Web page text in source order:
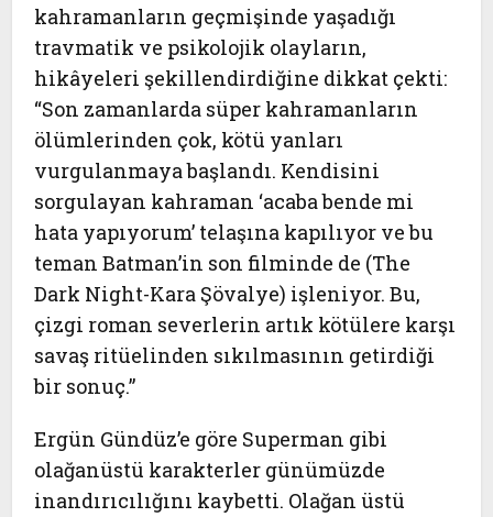
kahramanların geçmişinde yaşadığı
travmatik ve psikolojik olayların,
hikâyeleri şekillendirdiğine dikkat çekti:
“Son zamanlarda süper kahramanların
ölümlerinden çok, kötü yanları
vurgulanmaya başlandı. Kendisini
sorgulayan kahraman ‘acaba bende mi
hata yapıyorum’ telaşına kapılıyor ve bu
teman Batman’in son filminde de (The
Dark Night-Kara Şövalye) işleniyor. Bu,
çizgi roman severlerin artık kötülere karşı
savaş ritüelinden sıkılmasının getirdiği
bir sonuç.”
Ergün Gündüz’e göre Superman gibi
olağanüstü karakterler günümüzde
inandırıcılığını kaybetti. Olağan üstü